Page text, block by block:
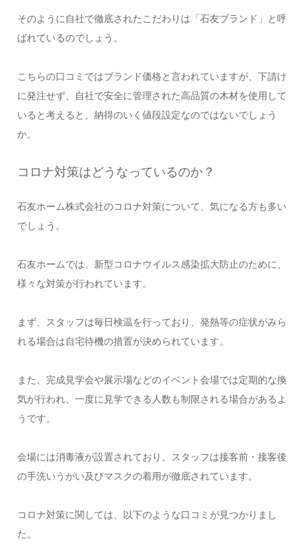
そのように自社で徹底されたこだわりは「石友ブランド」と呼
ばれているのでしょう。
こちらの口コミではブランド価格と言われていますが、下請け
に発注せず、自社で安全に管理された高品質の木材を使用して
いると考えると、納得のいく値段設定なのではないでしょう
か。
コロナ対策はどうなっているのか？
石友ホーム株式会社のコロナ対策について、気になる方も多い
でしょう。
石友ホームでは、新型コロナウイルス感染拡大防止のために、
様々な対策が行われています。
まず、スタッフは毎日検温を行っており、発熱等の症状がみら
れる場合は自宅待機の措置が決められています。
また、完成見学会や展示場などのイベント会場では定期的な換
気が行われ、一度に見学できる人数も制限される場合があるよ
うです。
会場には消毒液が設置されており、スタッフは接客前・接客後
の手洗いうがい及びマスクの着用が徹底されています。
コロナ対策に関しては、以下のような口コミが見つかりまし
た。